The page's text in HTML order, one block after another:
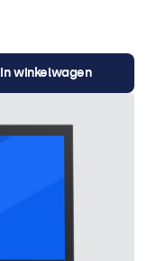
In winkelwagen